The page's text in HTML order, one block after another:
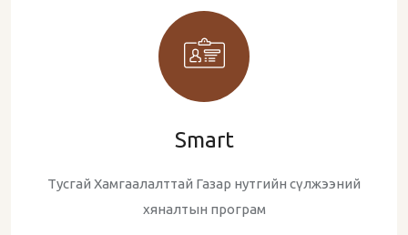
Smart
Тусгай Хамгаалалттай Газар нутгийн сүлжээний
хяналтын програм